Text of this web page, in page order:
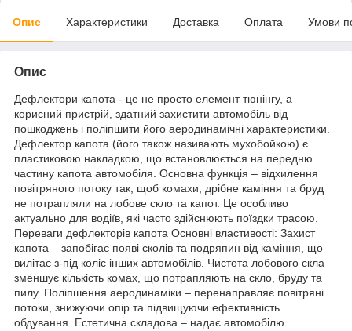
Опис Характеристики Доставка Оплата Умови
Опис
Дефлектори капота - це не просто елемент тюнінгу, а
корисний пристрій, здатний захистити автомобіль від
пошкоджень і поліпшити його аеродинамічні характеристики.
Дефлектор капота (його також називають мухобойкою) є
пластиковою накладкою, що встановлюється на передню
частину капота автомобіля. Основна функція – відхилення
повітряного потоку так, щоб комахи, дрібне каміння та бруд
не потрапляли на лобове скло та капот. Це особливо
актуально для водіїв, які часто здійснюють поїздки трасою.
Переваги дефлекторів капота Основні властивості: Захист
капота – запобігає появі сколів та подряпин від каміння, що
вилітає з-під коліс інших автомобілів. Чистота лобового скла –
зменшує кількість комах, що потрапляють на скло, бруду та
пилу. Поліпшення аеродинаміки – перенаправляє повітряні
потоки, знижуючи опір та підвищуючи ефективність
обдування. Естетична складова – надає автомобілю